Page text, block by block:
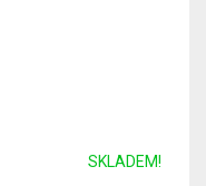
SKLADEM!